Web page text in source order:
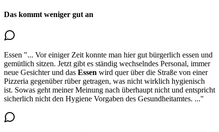
Das kommt weniger gut an
Essen "... Vor einiger Zeit konnte man hier gut bürgerlich essen und
gemütlich sitzen. Jetzt gibt es ständig wechselndes Personal, immer
neue Gesichter und das Essen wird quer über die Straße von einer
Pizzeria gegenüber rüber getragen, was nicht wirklich hygienisch
ist. Sowas geht meiner Meinung nach überhaupt nicht und entspricht
sicherlich nicht den Hygiene Vorgaben des Gesundheitamtes. ..."